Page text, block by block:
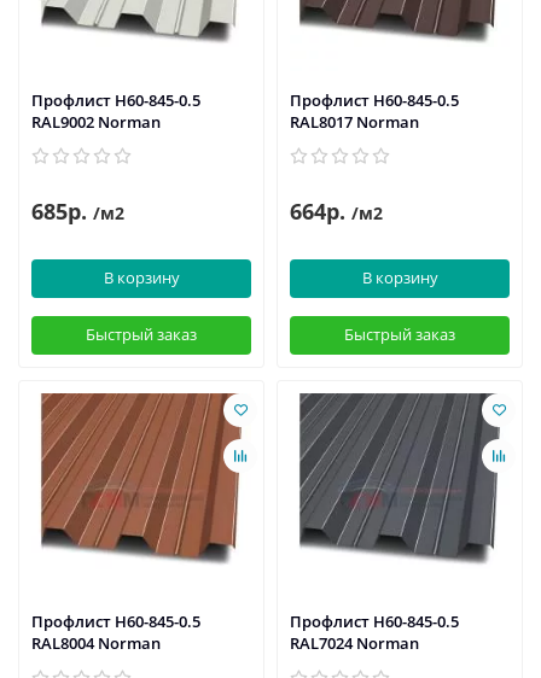
Профлист Н60-845-0.5
RAL9002 Norman
685р. /м2
В корзину
Быстрый заказ
Профлист Н60-845-0.5
RAL8017 Norman
664р. /м2
В корзину
Быстрый заказ
Профлист Н60-845-0.5
RAL8004 Norman
Профлист Н60-845-0.5
RAL7024 Norman